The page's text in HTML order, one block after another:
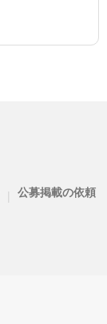
| 公募掲載の依頼